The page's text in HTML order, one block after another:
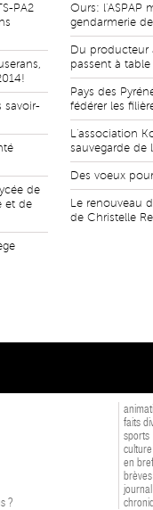
PA2
savoir-
de
et de
Ours: l'ASPAP
gendarmerie
Du producteur
passent à table
Pays des
fédérer les
L'association
sauvegarde de
Des voeux
Le renouveau
de Christelle
?
faits
sports
culture
en bref
brèves